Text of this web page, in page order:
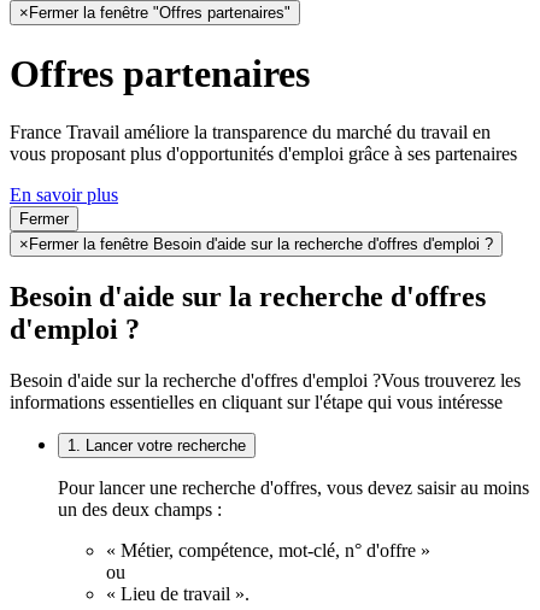
× Fermer la fenêtre "Offres partenaires"
Offres partenaires
France Travail améliore la transparence du marché du travail en
vous proposant plus d'opportunités d'emploi grâce à ses partenaires
En savoir plus
Fermer
× Fermer la fenêtre Besoin d'aide sur la recherche d'offres d'emploi ?
Besoin d'aide sur la recherche d'offres
d'emploi ?
Besoin d'aide sur la recherche d'offres d'emploi ?Vous trouverez les
informations essentielles en cliquant sur l'étape qui vous intéresse
1. Lancer votre recherche
Pour lancer une recherche d'offres, vous devez saisir au moins
un des deux champs :
« Métier, compétence, mot-clé, n° d'offre »
ou
« Lieu de travail ».